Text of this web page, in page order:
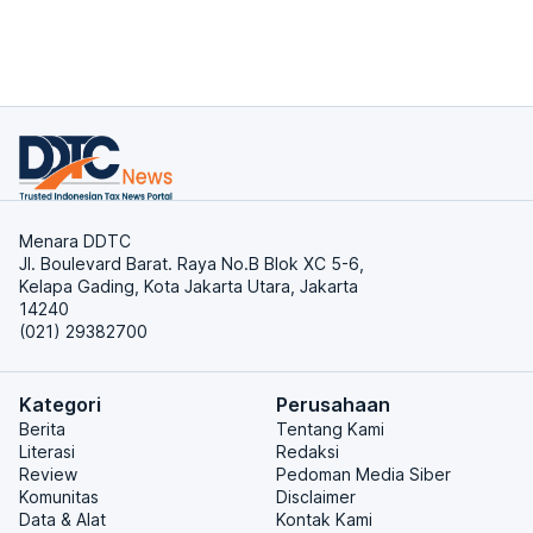
Menara DDTC
Jl. Boulevard Barat. Raya No.B Blok XC 5-6,
Kelapa Gading, Kota Jakarta Utara, Jakarta
14240
(021) 29382700
Kategori
Berita
Literasi
Review
Komunitas
Data & Alat
Perusahaan
Tentang Kami
Redaksi
Pedoman Media Siber
Disclaimer
Kontak Kami